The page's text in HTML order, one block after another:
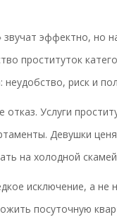
эффектно, но
проституток
риск и
Услуги
Девушки
на холодной
исключение, а не
посуточную